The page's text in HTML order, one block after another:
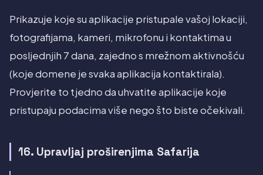
Prikazuje koje su aplikacije pristupale vašoj lokaciji,
fotografijama, kameri, mikrofonu i kontaktima u
posljednjih 7 dana, zajedno s mrežnom aktivnošću
(koje domene je svaka aplikacija kontaktirala).
Provjerite to tjedno da uhvatite aplikacije koje
pristupaju podacima više nego što biste očekivali.
16. Upravljaj proširenjima Safarija